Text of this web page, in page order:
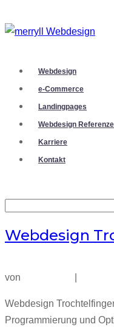
Webdesign
e-Commerce
Landingpages
Webdesign
Karriere
Kontakt
Webdesign
von
Webdesign
Programmierung und